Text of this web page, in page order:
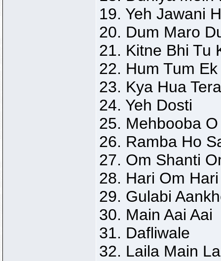
19. Yeh Jawani
20. Dum Maro
21. Kitne Bhi Tu
22. Hum Tum
23. Kya Hua
24. Yeh Dosti
25. Mehbooba
26. Ramba Ho
27. Om Shanti
28. Hari Om Hari
29. Gulabi
30. Main Aai Aai
31. Dafliwale
32. Laila Main